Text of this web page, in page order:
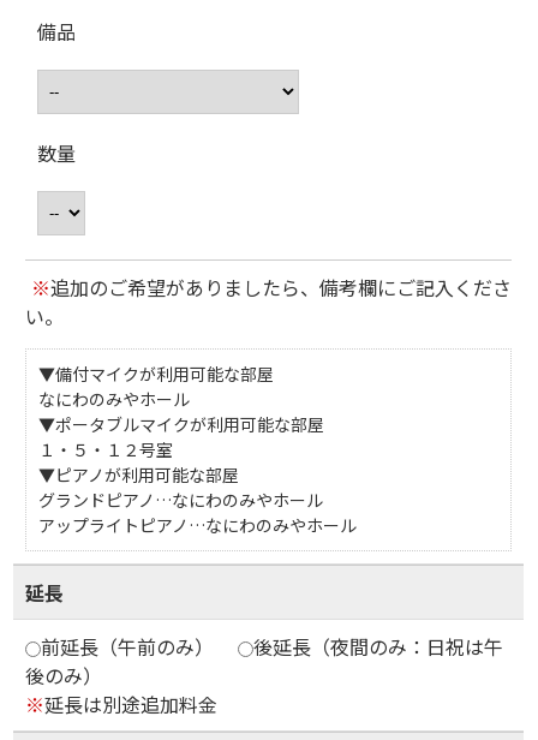
備品
数量
※追加のご希望がありましたら、備考欄にご記入くださ
い。
▼備付マイクが利用可能な部屋
なにわのみやホール
▼ポータブルマイクが利用可能な部屋
１・５・１２号室
▼ピアノが利用可能な部屋
グランドピアノ…なにわのみやホール
アップライトピアノ…なにわのみやホール
延長
前延長（午前のみ）
後延長（夜間のみ：日祝は午
後のみ）
※延長は別途追加料金